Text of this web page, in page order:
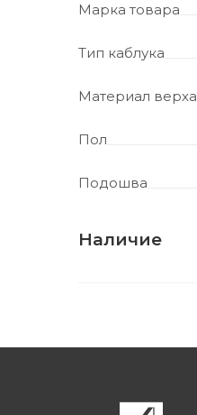
Марка товара
Тип каблука
Материал верха
Пол
Подошва
Наличие